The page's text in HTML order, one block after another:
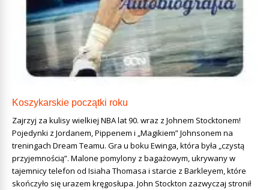
Koszykarskie początki roku
Zajrzyj za kulisy wielkiej NBA lat 90. wraz z Johnem Stocktonem!
Pojedynki z Jordanem, Pippenem i „Magikiem” Johnsonem na
treningach Dream Teamu. Gra u boku Ewinga, która była „czystą
przyjemnością”. Malone pomylony z bagażowym, ukrywany w
tajemnicy telefon od Isiaha Thomasa i starcie z Barkleyem, które
skończyło się urazem kręgosłupa. John Stockton zazwyczaj stronił